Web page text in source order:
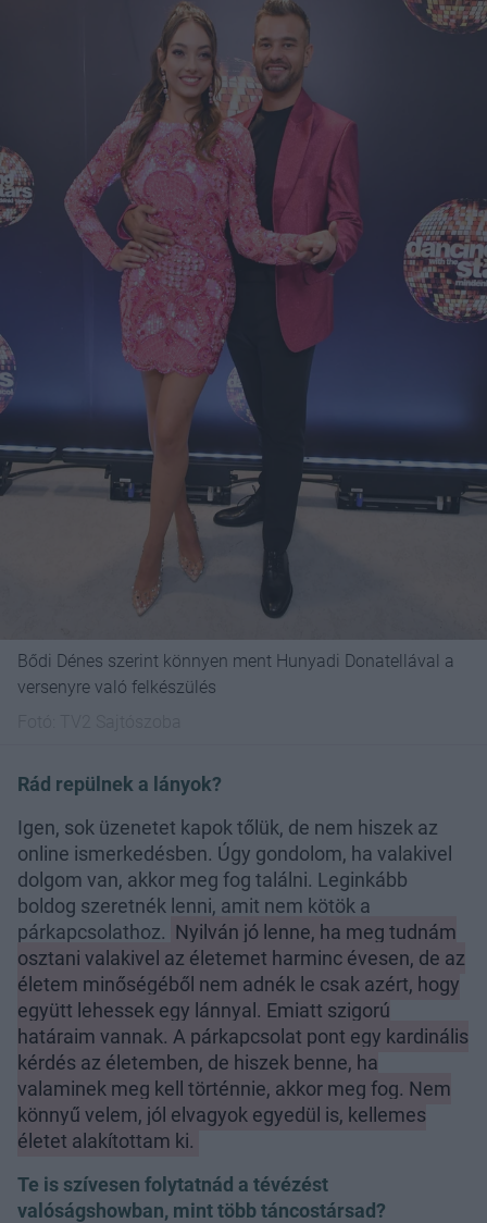
Bődi Dénes szerint könnyen ment Hunyadi Donatellával a
versenyre való felkészülés
Rád repülnek a lányok?
Igen, sok üzenetet kapok tőlük, de nem hiszek az
online ismerkedésben. Úgy gondolom, ha valakivel
dolgom van, akkor meg fog találni. Leginkább
boldog szeretnék lenni, amit nem kötök a
párkapcsolathoz. Nyilván jó lenne, ha meg tudnám
osztani valakivel az életemet harminc évesen, de az
életem minőségéből nem adnék le csak azért, hogy
együtt lehessek egy lánnyal. Emiatt szigorú
határaim vannak. A párkapcsolat pont egy kardinális
kérdés az életemben, de hiszek benne, ha
valaminek meg kell történnie, akkor meg fog. Nem
könnyű velem, jól elvagyok egyedül is, kellemes
életet alakítottam ki.
Te is szívesen folytatnád a tévézést
valóságshowban, mint több táncostársad?